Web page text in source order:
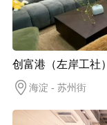
创富港（左岸工社）
海淀 - 苏州街